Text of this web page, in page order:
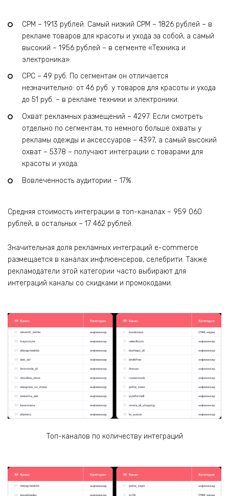
СPM – 1913 рублей. Самый низкий CPM – 1826 рублей – в
рекламе товаров для красоты и ухода за собой, а самый
высокий – 1956 рублей – в сегменте «Техника и
электроника».
CPC – 49 руб. По сегментам он отличается
незначительно: от 46 руб. у товаров для красоты и ухода
до 51 руб. – в рекламе техники и электроники.
Охват рекламных размещений – 4297. Если смотреть
отдельно по сегментам, то немного больше охваты у
рекламы одежды и аксессуаров – 4397, а самый высокий
охват – 5378 – получают интеграции с товарами для
красоты и ухода.
Вовлеченность аудитории – 17%.
Средняя стоимость интеграции в топ-каналах – 959 060
рублей, в остальных – 17 462 рублей.
Значительная доля рекламных интеграций e-commerce
размещается в каналах инфлюенсеров, селебрити. Также
рекламодатели этой категории часто выбирают для
интеграций каналы со скидками и промокодами.
Топ-каналов по количеству интеграций